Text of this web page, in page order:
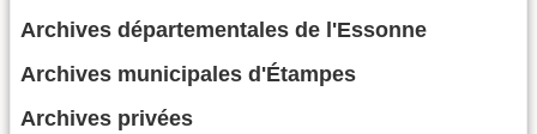
Archives départementales de l'Essonne
Archives municipales d'Étampes
Archives privées